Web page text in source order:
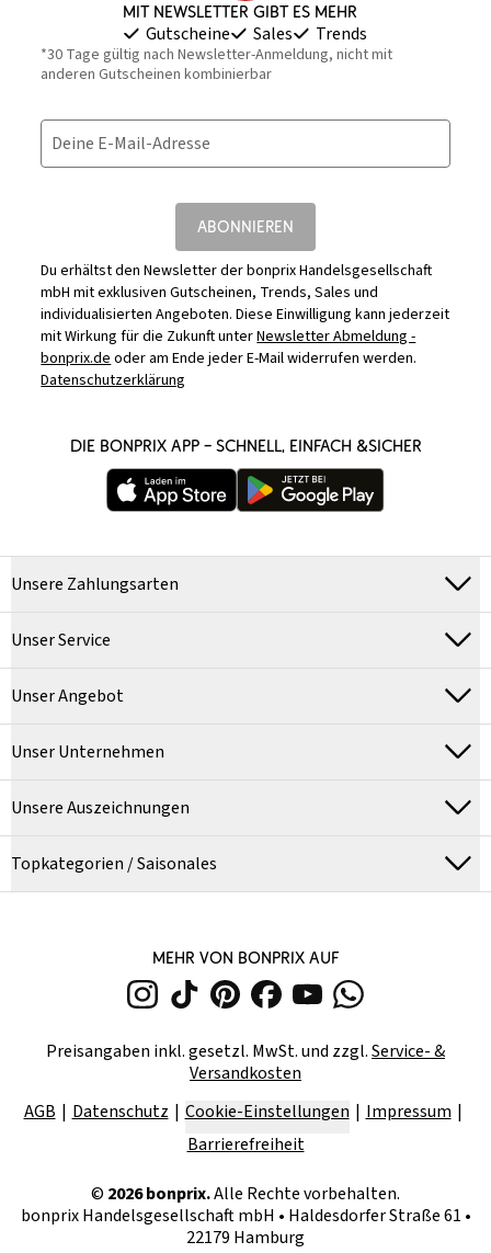
Mit Newsletter gibt es mehr
Gutscheine Sales Trends
*30 Tage gültig nach Newsletter-Anmeldung, nicht mit
anderen Gutscheinen kombinierbar
Deine E-Mail-Adresse
ABONNIEREN
Du erhältst den Newsletter der bonprix Handelsgesellschaft
mbH mit exklusiven Gutscheinen, Trends, Sales und
individualisierten Angeboten. Diese Einwilligung kann jederzeit
mit Wirkung für die Zukunft unterNewsletter Abmeldung -
bonprix.deoder am Ende jeder E-Mail widerrufen werden.
Datenschutzerklärung
DIE BONPRIX APP – SCHNELL, EINFACH &SICHER
Unsere Zahlungsarten
Unser Service
Unser Angebot
Unser Unternehmen
Unsere Auszeichnungen
Topkategorien / Saisonales
MEHR VON BONPRIX AUF
Preisangaben inkl. gesetzl. MwSt. und zzgl.Service- &
Versandkosten
AGB
Datenschutz Cookie-Einstellungen
Impressum
Barrierefreiheit
© 2026bonprix.Alle Rechte vorbehalten.
bonprix Handelsgesellschaft mbH • Haldesdorfer Straße 61 •
22179 Hamburg